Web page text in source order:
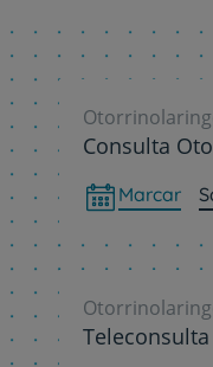
Consulta
Marcar